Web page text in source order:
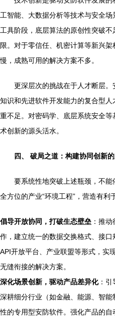
工智能、大数据分析等技术与安全
工具阶段，底层算法的原创性突破
限。对于零信任、机密计算等新兴
慢，成熟可用的解决方案不多。
更深层次的挑战在于人才断层
知识和先进软件开发能力的复合型
重不足。对密码学、底层系统安全
术创新的源头活水。
四、 破局之道：构建协同创新
要系统性地突破上述瓶颈，不
全方位的产业“环境工程”，营造有利
倡导开放协同，打破生态壁垒 ：推
作，建立统一的数据交换格式、接
API开放平台、产业联盟等形式，实
无缝衔接的解决方案。
深化场景创新，驱动产品差异化：引
深耕细分行业（如金融、能源、智
性的专用型安防软件。强化产品的